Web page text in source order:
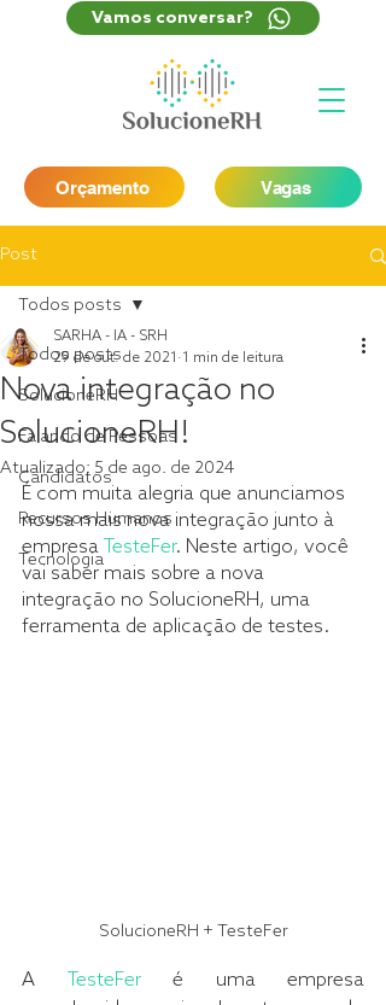
Orçamento Vagas
Vamos conversar?
Post
Todos posts
SolucioneRH
Falando de Pessoas
Candidatos
Recursos Humanos
Tecnologia
Todos posts
Nova integração no
SolucioneRH!
SARHA - IA - SRH
29 de out. de 2021 1 min de leitura
Atualizado: 5 de ago. de 2024
É com muita alegria que anunciamos
nossa mais nova integração junto à
empresa TesteFer. Neste artigo, você
vai saber mais sobre a nova
integração no SolucioneRH, uma
ferramenta de aplicação de testes.
SolucioneRH + TesteFer
A TesteFer é uma empresa